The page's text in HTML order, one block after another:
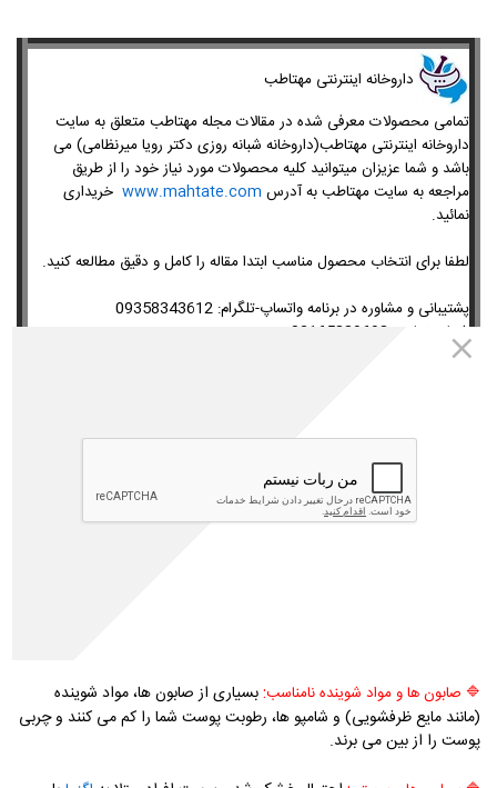
داروخانه اینترنتی مهتاطب
تمامی محصولات معرفی شده در مقالات مجله مهتاطب متعلق به سایت
داروخانه اینترنتی مهتاطب(داروخانه شبانه روزی دکتر رویا میرنظامی) می
باشد و شما عزیزان میتوانید کلیه محصولات مورد نیاز خود را از طریق
مراجعه به سایت مهتاطب به آدرس www.mahtate.com خریداری
نمائید.
لطفا برای انتخاب محصول مناسب ابتدا مقاله را کامل و دقیق مطالعه کنید.
پشتیبانی و مشاوره در برنامه واتساپ-تلگرام:
شماره تماس: 02165389693
هوای سرد یا رطوبت کم یا باد زیاد، همه در خشکی پوست
نقش دارند.
🔷 صابون ها و مواد شوینده نامناسب:بسیاری از صابون ها، مواد شوینده
(مانند مایع ظرفشویی) و شامپو ها، رطوبت پوست شما را کم می کنند و چربی
پوست را از بین می برند.